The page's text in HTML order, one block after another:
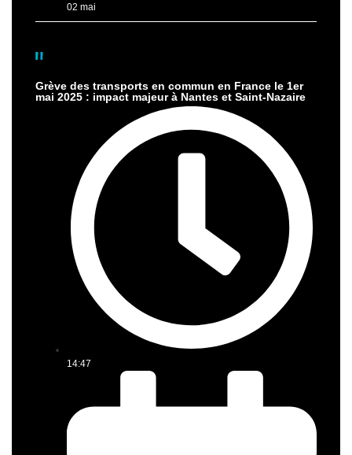
02 mai
Grève des transports en commun en France le 1er
mai 2025 : impact majeur à Nantes et Saint-Nazaire
14:47